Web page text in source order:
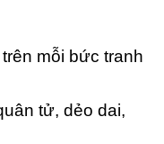
mỗi bức tranh
tử, dẻo dai,